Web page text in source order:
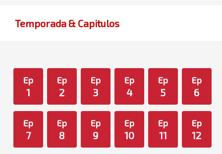
Temporada & Capitulos
Ep
1
Ep
2
Ep
3
Ep
4
Ep
5
Ep
6
Ep
7
Ep
8
Ep
9
Ep
10
Ep
11
Ep
12